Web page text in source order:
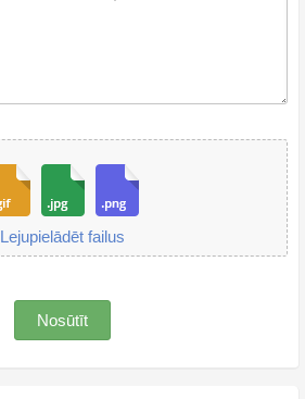
Lejupielādēt failus
Nosūtīt